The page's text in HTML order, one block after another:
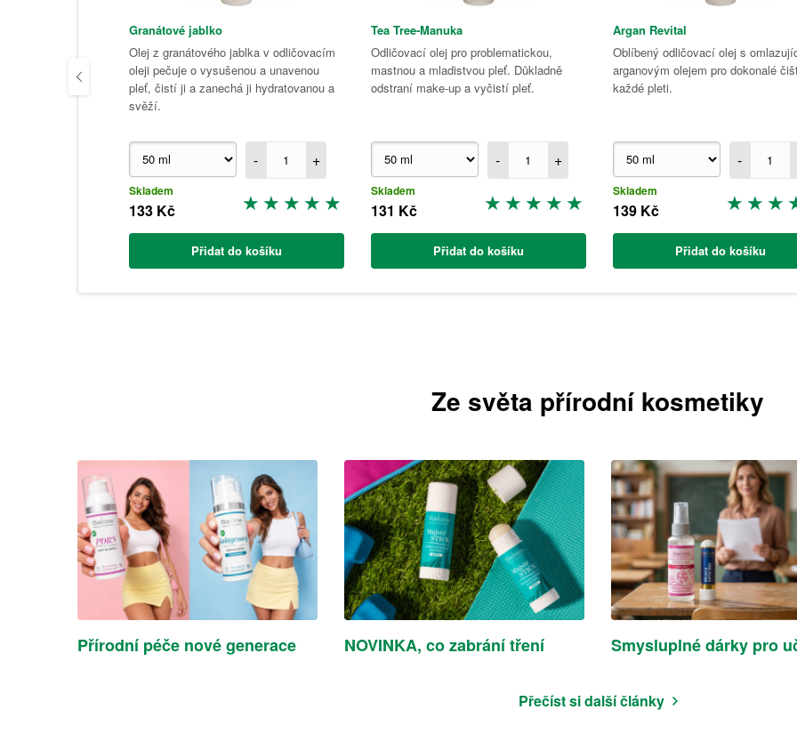
Granátové jablko
Olej z granátového jablka v odličovacím
oleji pečuje o vysušenou a unavenou
pleť, čistí ji a zanechá ji hydratovanou a
svěží.
- +
Skladem
133 Kč
Přidat do košíku
Tea Tree-Manuka
Odličovací olej pro problematickou,
mastnou a mladistvou pleť. Důkladně
odstraní make-up a vyčistí pleť.
- +
Skladem
131 Kč
Přidat do košíku
Argan Revital
Oblíbený odličovací olej s
arganovým olejem pro dokonalé
každé pleti.
-
Skladem
139 Kč
Přidat do košíku
Ze světa přírodní kosmetiky
Přírodní péče nové generace NOVINKA, co zabrání tření Smysluplné dárky pro
Přečíst si další články